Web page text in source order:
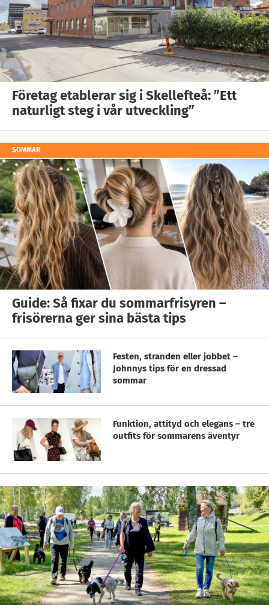
Företag etablerar sig i Skellefteå: ”Ett
naturligt steg i vår utveckling”
SOMMAR
Guide: Så fixar du sommarfrisyren –
frisörerna ger sina bästa tips
Festen, stranden eller jobbet –
Johnnys tips för en dressad
sommar
Funktion, attityd och elegans – tre
outfits för sommarens äventyr